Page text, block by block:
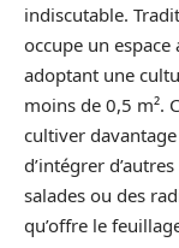
indiscutable.
occupe un espace
adoptant une
moins de 0,5 m².
cultiver
d’intégrer
salades ou des
qu’offre le